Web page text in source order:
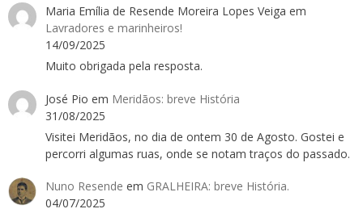
Maria Emília de Resende Moreira Lopes Veiga em
Lavradores e marinheiros!
14/09/2025
Muito obrigada pela resposta.
José Pio em Meridãos: breve História
31/08/2025
Visitei Meridãos, no dia de ontem 30 de Agosto. Gostei e
percorri algumas ruas, onde se notam traços do passado.
Nuno Resende em GRALHEIRA: breve História.
04/07/2025